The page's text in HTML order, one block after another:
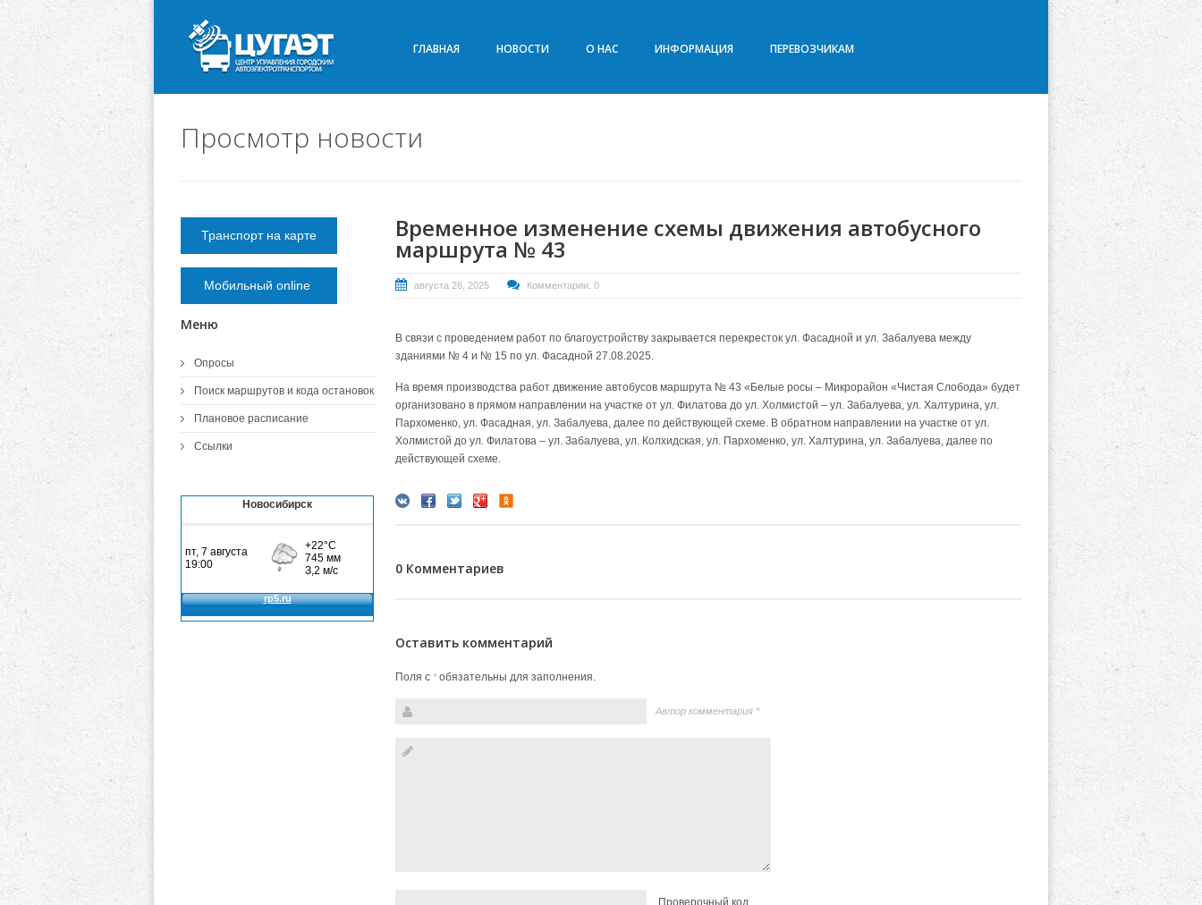
ГЛАВНАЯ НОВОСТИ О НАС ИНФОРМАЦИЯ ПЕРЕВОЗЧИКАМ
Просмотр новости
Временное изменение схемы движения автобусного
маршрута № 43
августа 26, 2025 Комментарии: 0
В связи с проведением работ по благоустройству закрывается перекресток ул. Фасадной и ул. Забалуева между
зданиями № 4 и № 15 по ул. Фасадной 27.08.2025.
На время производства работ движение автобусов маршрута № 43 «Белые росы – Микрорайон «Чистая Слобода» будет
организовано в прямом направлении на участке от ул. Филатова до ул. Холмистой – ул. Забалуева, ул. Халтурина, ул.
Пархоменко, ул. Фасадная, ул. Забалуева, далее по действующей схеме. В обратном направлении на участке от ул.
Холмистой до ул. Филатова – ул. Забалуева, ул. Колхидская, ул. Пархоменко, ул. Халтурина, ул. Забалуева, далее по
действующей схеме.
0 Комментариев
Оставить комментарий
Поля с *обязательны для заполнения.
Автор комментария *
Проверочный код
Транспорт на карте
Мобильный online
Меню
Опросы
Поиск маршрутов и кода остановок
Плановое расписание
Ссылки
Новосибирск